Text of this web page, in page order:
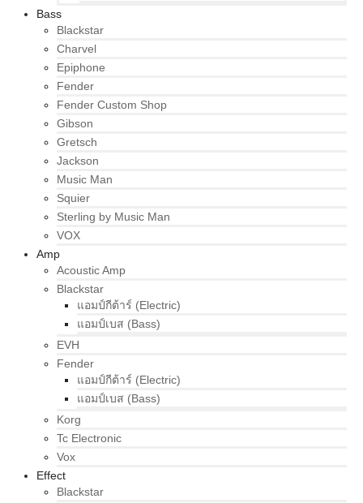
Bass
Blackstar
Charvel
Epiphone
Fender
Fender Custom Shop
Gibson
Gretsch
Jackson
Music Man
Squier
Sterling by Music Man
VOX
Amp
Acoustic Amp
Blackstar
แอมป์กีต้าร์ (Electric)
แอมป์เบส (Bass)
EVH
Fender
แอมป์กีต้าร์ (Electric)
แอมป์เบส (Bass)
Korg
Tc Electronic
Vox
Effect
Blackstar